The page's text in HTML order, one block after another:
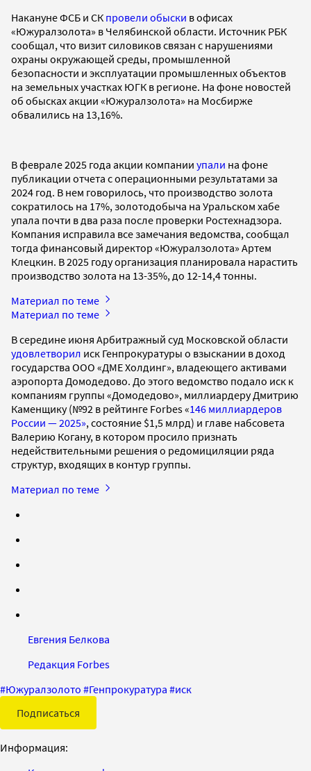
Накануне ФСБ и СК провели обыски в офисах
«Южуралзолота» в Челябинской области. Источник РБК
сообщал, что визит силовиков связан с нарушениями
охраны окружающей среды, промышленной
безопасности и эксплуатации промышленных объектов
на земельных участках ЮГК в регионе. На фоне новостей
об обысках акции «Южуралзолота» на Мосбирже
обвалились на 13,16%.
В феврале 2025 года акции компании упали на фоне
публикации отчета с операционными результатами за
2024 год. В нем говорилось, что производство золота
сократилось на 17%, золотодобыча на Уральском хабе
упала почти в два раза после проверки Ростехнадзора.
Компания исправила все замечания ведомства, сообщал
тогда финансовый директор «Южуралзолота» Артем
Клецкин. В 2025 году организация планировала нарастить
производство золота на 13-35%, до 12-14,4 тонны.
Материал по теме
Материал по теме
В середине июня Арбитражный суд Московской области
удовлетворил иск Генпрокуратуры о взыскании в доход
государства ООО «ДМЕ Холдинг», владеющего активами
аэропорта Домодедово. До этого ведомство подало иск к
компаниям группы «Домодедово», миллиардеру Дмитрию
Каменщику (№92 в рейтинге Forbes «146 миллиардеров
России — 2025», состояние $1,5 млрд) и главе набсовета
Валерию Когану, в котором просило признать
недействительными решения о редомициляции ряда
структур, входящих в контур группы.
Материал по теме
Евгения Белкова
Редакция Forbes
#Южуралзолото #Генпрокуратура #иск
Подписаться
Информация: